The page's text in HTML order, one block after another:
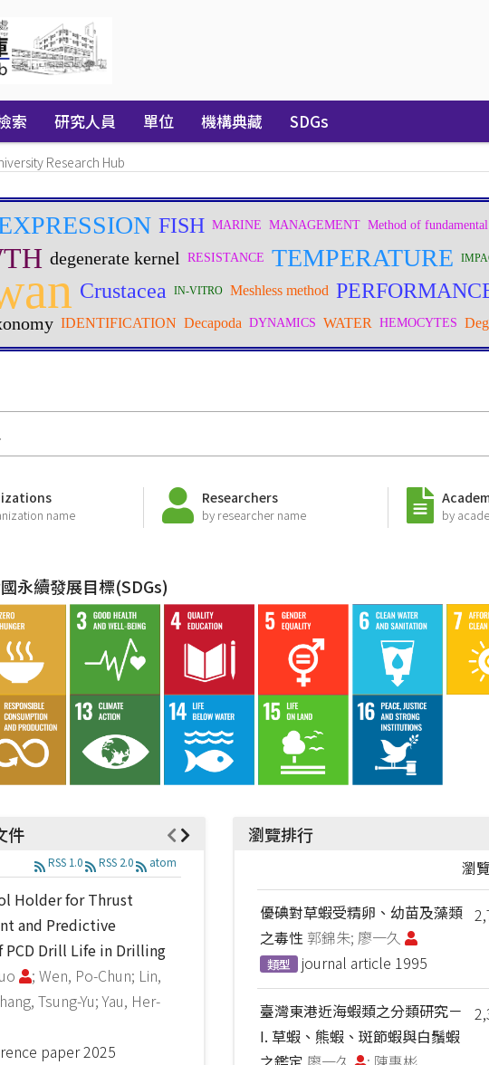
索 研究人員 單位 機構典藏 SDGs
Research Hub
name
Researchers
by researcher name by
永續發展目標(SDGs)
件
RSS 1.0 RSS 2.0 atom
Holder for Thrust
and Predictive
PCD Drill Life in Drilling
; Wen, Po-Chun; Lin,
Tsung-Yu; Yau, Her-
paper2025
瀏覽排行
瀏
優碘對草蝦受精卵、幼苗及藻類
之毒性郭錦朱; 廖一久
類型 journal article 1995
臺灣東港近海蝦類之分類研究－
I. 草蝦、熊蝦、斑節蝦與白鬚蝦